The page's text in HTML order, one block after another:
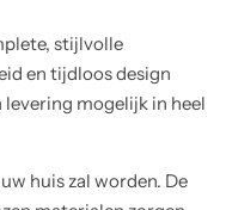
stijlvolle
en tijdloos design
mogelijk in heel
huis zal worden. De